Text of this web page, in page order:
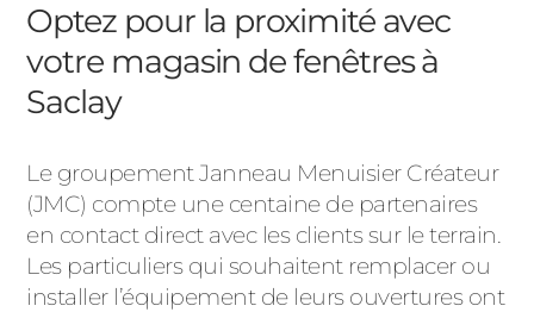
Optez pour la proximité avec
votre magasin de fenêtres à
Saclay
Le groupement Janneau Menuisier Créateur
(JMC) compte une centaine de partenaires
en contact direct avec les clients sur le terrain.
Les particuliers qui souhaitent remplacer ou
installer l’équipement de leurs ouvertures ont